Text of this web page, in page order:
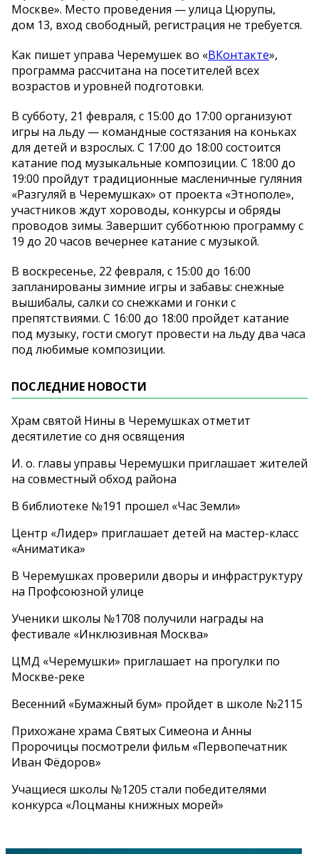
Москве». Место проведения — улица Цюрупы,
дом 13, вход свободный, регистрация не требуется.
Как пишет управа Черемушек во «ВКонтакте»,
программа рассчитана на посетителей всех
возрастов и уровней подготовки.
В субботу, 21 февраля, с 15:00 до 17:00 организуют
игры на льду — командные состязания на коньках
для детей и взрослых. С 17:00 до 18:00 состоится
катание под музыкальные композиции. С 18:00 до
19:00 пройдут традиционные масленичные гуляния
«Разгуляй в Черемушках» от проекта «Этнополе»,
участников ждут хороводы, конкурсы и обряды
проводов зимы. Завершит субботнюю программу с
19 до 20 часов вечернее катание с музыкой.
В воскресенье, 22 февраля, с 15:00 до 16:00
запланированы зимние игры и забавы: снежные
вышибалы, салки со снежками и гонки с
препятствиями. С 16:00 до 18:00 пройдет катание
под музыку, гости смогут провести на льду два часа
под любимые композиции.
ПОСЛЕДНИЕ НОВОСТИ
Храм святой Нины в Черемушках отметит
десятилетие со дня освящения
И. о. главы управы Черемушки приглашает жителей
на совместный обход района
В библиотеке №191 прошел «Час Земли»
Центр «Лидер» приглашает детей на мастер-класс
«Аниматика»
В Черемушках проверили дворы и инфраструктуру
на Профсоюзной улице
Ученики школы №1708 получили награды на
фестивале «Инклюзивная Москва»
ЦМД «Черемушки» приглашает на прогулки по
Москве-реке
Весенний «Бумажный бум» пройдет в школе №2115
Прихожане храма Святых Симеона и Анны
Пророчицы посмотрели фильм «Первопечатник
Иван Фёдоров»
Учащиеся школы №1205 стали победителями
конкурса «Лоцманы книжных морей»